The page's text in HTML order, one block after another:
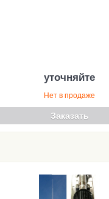
уточняйте
Нет в продаже
Заказать